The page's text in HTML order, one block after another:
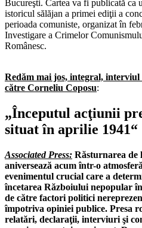
Bucureşti. Cartea va fi publicată ca
istoricul sălăjan a primei ediţii a
perioada comuniste, organizat în
Investigare a Crimelor
Românesc.
Redăm mai jos, integral, interviul
către Corneliu Coposu:
„Începutul acţiunii
situat în aprilie 1941“
Associated Press: Răsturnarea de
aniversează acum într-o
evenimentul crucial care a
încetarea Războiului nepopular
de către factori politici
împotriva opiniei publice. Presa
relatări, declaraţii, interviuri şi